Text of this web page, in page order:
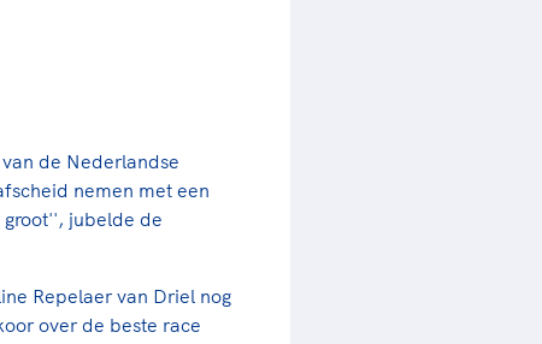
de Nederlandse
nemen met een
jubelde de
Repelaer van Driel nog
over de beste race